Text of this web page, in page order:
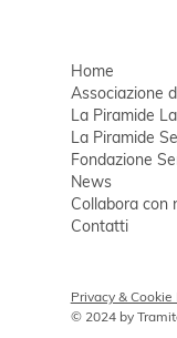
Home
Associazione
La Piramide
La Piramide
Fondazione
News
Collabora con
Contatti
Privacy & Cookie
© 2024 by